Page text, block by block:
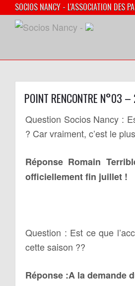
SOCIOS NANCY - L'ASSOCIATION DES
POINT RENCONTRE N°03
Question Socios Nancy :
? Car vraiment, c’est le
Réponse Romain
officiellement fin juillet !
Question : Est ce que
cette saison ??
Réponse :A la demande